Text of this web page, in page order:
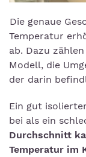
Die genaue
Temperatur
ab. Dazu
Modell, die
der darin
Ein gut
bei als ein
Durchschnitt
Temperatur im